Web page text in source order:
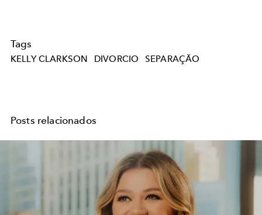
Tags
KELLY CLARKSON DIVORCIO SEPARAÇÃO
Posts relacionados